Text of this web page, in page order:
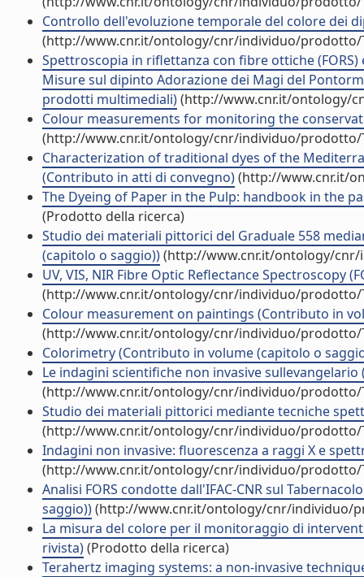
Controllo dell'evoluzione temporale del colore dei
(http://www.cnr.it/ontology/cnr/individuo/prodotto/
Spettroscopia in riflettanza con fibre ottiche
Misure sul dipinto Adorazione dei Magi del
prodotti multimediali)(http://www.cnr.it/ontology/
Colour measurements for monitoring the
(http://www.cnr.it/ontology/cnr/individuo/prodotto/
Characterization of traditional dyes of the
(Contributo in atti di convegno)(http://www.cnr.it/
The Dyeing of Paper in the Pulp: handbook in the
(Prodotto della ricerca)
Studio dei materiali pittorici del Graduale 558
(capitolo o saggio))(http://www.cnr.it/ontology/
UV, VIS, NIR Fibre Optic Reflectance Spectroscopy
(http://www.cnr.it/ontology/cnr/individuo/prodotto/
Colour measurement on paintings (Contributo in
(http://www.cnr.it/ontology/cnr/individuo/prodotto/
Colorimetry (Contributo in volume (capitolo o
Le indagini scientifiche non invasive
(http://www.cnr.it/ontology/cnr/individuo/prodotto/
Studio dei materiali pittorici mediante tecniche
(http://www.cnr.it/ontology/cnr/individuo/prodotto/
Indagini non invasive: fluorescenza a raggi X e
(http://www.cnr.it/ontology/cnr/individuo/prodotto/
Analisi FORS condotte dall'IFAC-CNR sul
saggio))(http://www.cnr.it/ontology/cnr/individuo/
La misura del colore per il monitoraggio di
rivista)(Prodotto della ricerca)
Terahertz imaging systems: a non-invasive